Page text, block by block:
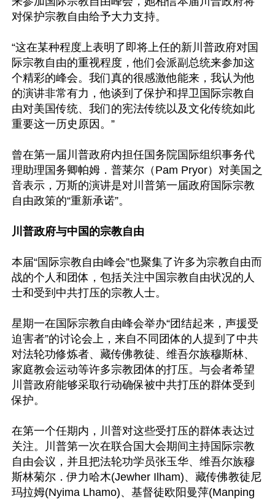
对保护宗教自由给予大力支持。
“这在某种程度上表明了即将上任的新川普政府对国
际宗教自由的重视程度，他们会派副总统来参加这
个精彩的峰会。我们真的很感激他能来，我认为他
的演讲非常有力，他谈到了保护和捍卫国际宗教自
由对美国传统、我们的宪法传统以及文化传统如此
重要这一历史原因。”
曾在第一届川普政府内担任国务院国际组织事务代
理助理国务卿帕姆．普莱尔（Pam Pryor）对美国之
音表示，万斯的演讲是对川普第一届政府国际宗教
自由政策的“重新承诺”。
川普政府与中国的宗教自由
本届“国际宗教自由峰会”也聚集了许多为宗教自由而
战的个人和团体，包括关注中国宗教自由状况的人
士和受到中共打压的宗教人士。
星期一在国际宗教自由峰会举办“团结起来，声援受
迫害者”的讨论会上，来自不同团体的人提到了中共
对法轮功修炼者、藏传佛教徒、维吾尔族穆斯林、
家庭教会运动等许多宗教团体的打压。与会者希望
川普政府能够采取行动确保被中共打压的群体受到
保护。
在第一个任期内，川普对这些受打压的群体表达过
关注。川普第一次在联合国大会期间主持国际宗教
自由会议，并且把法轮功学员张玉华、维吾尔族穆
斯林菊尔．伊力哈木(Jewher Ilham)、藏传佛教徒尼
玛拉姆(Nyima Lhamo)、基督徒欧阳曼萍(Manping